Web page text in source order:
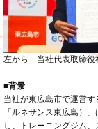
左から 当社代表取締役
■背景
当社が東広島市で運営
「ルネサンス東広島）
し、トレーニングジム